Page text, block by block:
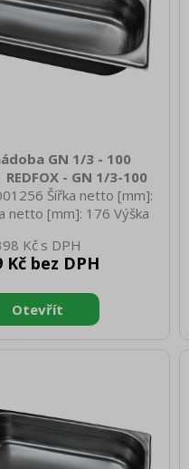
GN 1/3 - 100
- GN 1/3-100
Šířka netto [mm]:
netto [mm]: 176 Výška
[mm]: 350 Hloubka
540 Výška brutto [mm]:
304 Vnější barva zařízení:
GN zařízení [mm]:
/ EN zařízení [mm]: GN
Kč
Kč bez DPH